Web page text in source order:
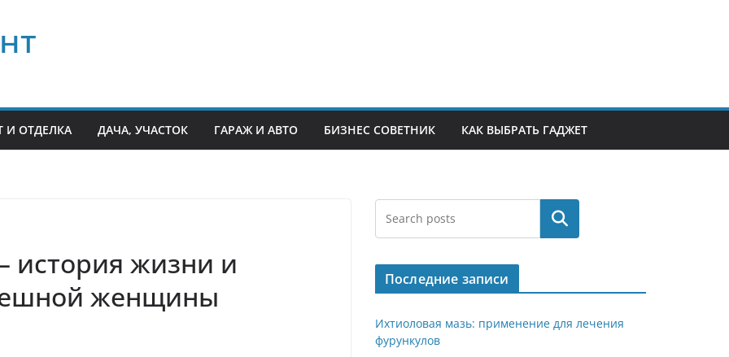
И ОТДЕЛКА ДАЧА, УЧАСТОК ГАРАЖ И АВТО БИЗНЕС СОВЕТНИК КАК ВЫБРАТЬ ГАДЖЕТ
жизни и
женщины
Поиск
Последние записи
Ихтиоловая мазь: применение для лечения
фурункулов